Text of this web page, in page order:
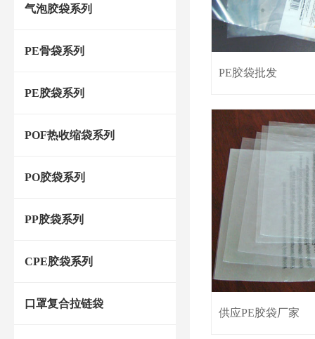
气泡胶袋系列
PE骨袋系列
PE胶袋系列
POF热收缩袋系列
PO胶袋系列
PP胶袋系列
CPE胶袋系列
口罩复合拉链袋
PE胶袋批发
供应PE胶袋厂家